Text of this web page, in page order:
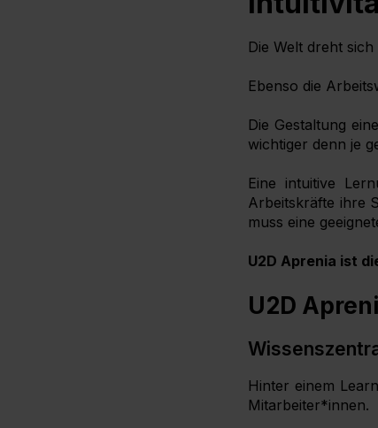
Die Welt dreht
Ebenso die
Die Gestaltung
wichtiger denn je
Eine intuitive
Arbeitskräfte ihre
muss eine
U2D Aprenia ist
U2D
Hinter einem
Mitarbeiter*innen.